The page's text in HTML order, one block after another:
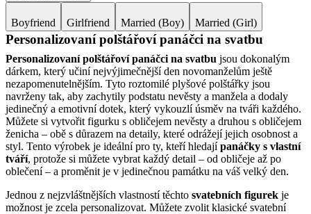
Boyfriend Girlfriend Married (Boy) Married (Girl)
Personalizovaní polštářoví panáčci na svatbu
Personalizovaní polštářoví panáčci na svatbu jsou dokonalým
dárkem, který učiní nejvýjimečnější den novomanželům ještě
nezapomenutelnějším. Tyto roztomilé plyšové polštářky jsou
navrženy tak, aby zachytily podstatu nevěsty a manžela a dodaly
jedinečný a emotivní dotek, který vykouzlí úsměv na tváři každého.
Můžete si vytvořit figurku s obličejem nevěsty a druhou s obličejem
ženicha – obě s důrazem na detaily, které odrážejí jejich osobnost a
styl. Tento výrobek je ideální pro ty, kteří hledajípanáčky s vlastní
tváří, protože si můžete vybrat každý detail – od obličeje až po
oblečení – a proměnit je v jedinečnou památku na váš velký den.
Jednou z nejzvláštnějších vlastností těchto svatebních figurek je
možnost je zcela personalizovat. Můžete zvolit klasické svatební